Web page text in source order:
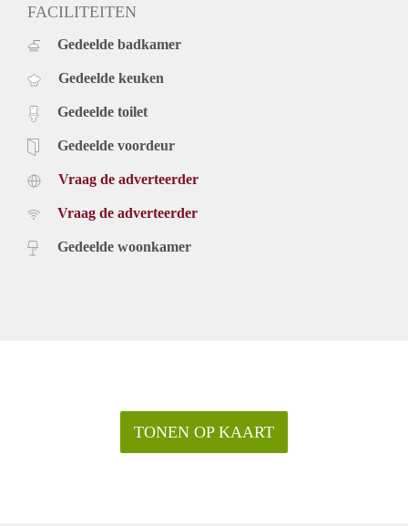
FACILITEITEN
Gedeelde badkamer
Gedeelde keuken
Gedeelde toilet
Gedeelde voordeur
Vraag de adverteerder
Vraag de adverteerder
Gedeelde woonkamer
TONEN OP KAART